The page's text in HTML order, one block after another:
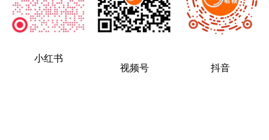
小红书
视频号
抖音